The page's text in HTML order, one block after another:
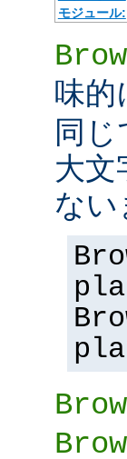
モジュール:
味的
同
大文
ない